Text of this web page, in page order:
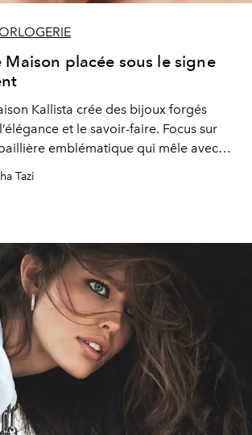
Maison placée sous le signe
Kallista crée des bijoux forgés
et le savoir-faire. Focus sur
emblématique qui mêle avec
Tazi